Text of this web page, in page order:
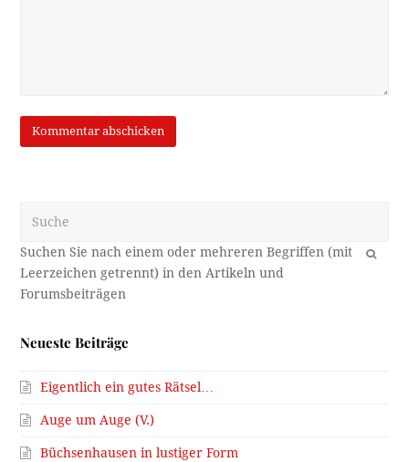
OK
Neueste Beiträge
Eigentlich ein gutes Rätsel…
Auge um Auge (V.)
Büchsenhausen in lustiger Form